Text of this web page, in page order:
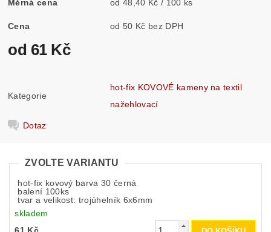
Měrná cena od 48,40 Kč / 100 ks
Cena od 50 Kč bez DPH
od 61 Kč
Kategorie
hot-fix KOVOVÉ kameny na textil
nažehlovací
Dotaz
ZVOLTE VARIANTU
hot-fix kovový barva 30 černá
balení 100ks
tvar a velikost: trojúhelník 6x6mm
skladem